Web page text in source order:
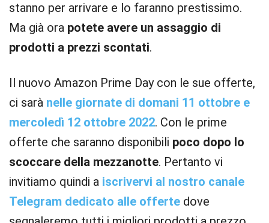
stanno per arrivare e lo faranno prestissimo.
Ma già ora potete avere un assaggio di
prodotti a prezzi scontati.
Il nuovo Amazon Prime Day con le sue offerte,
ci sarà nelle giornate di domani 11 ottobre e
mercoledì 12 ottobre 2022. Con le prime
offerte che saranno disponibili poco dopo lo
scoccare della mezzanotte. Pertanto vi
invitiamo quindi a iscrivervi al nostro canale
Telegram dedicato alle offerte dove